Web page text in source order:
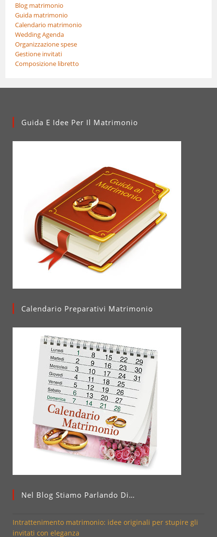
Blog matrimonio
Guida matrimonio
Calendario matrimonio
Wedding Agenda
Organizzazione spese
Gestione invitati
Composizione libretto
Guida E Idee Per Il Matrimonio
Calendario Preparativi Matrimonio
Nel Blog Stiamo Parlando Di…
Intrattenimento matrimonio: idee originali per stupire gli
invitati con eleganza